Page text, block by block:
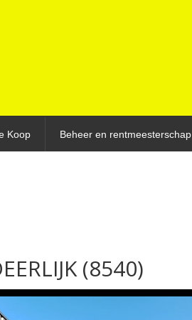
Koop Beheer en rentmeesterschap
(8540)